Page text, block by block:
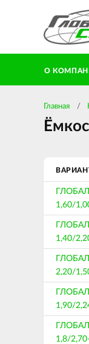
О
Главная
1,60/
1,40/
2,20/
1,90/
1,8/